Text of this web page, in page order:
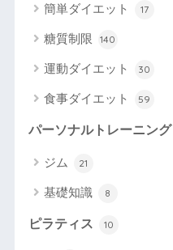
簡単ダイエット 17
糖質制限 140
運動ダイエット 30
食事ダイエット 59
パーソナルトレーニング
ジム 21
基礎知識 8
ピラティス 10